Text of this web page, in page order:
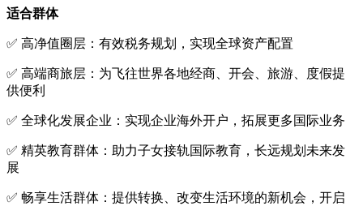
适合群体
✅ 高净值圈层：有效税务规划，实现全球资产配置
✅ 高端商旅层：为飞往世界各地经商、开会、旅游、度假提
供便利
✅ 全球化发展企业：实现企业海外开户，拓展更多国际业务
✅ 精英教育群体：助力子女接轨国际教育，长远规划未来发
展
✅ 畅享生活群体：提供转换、改变生活环境的新机会，开启